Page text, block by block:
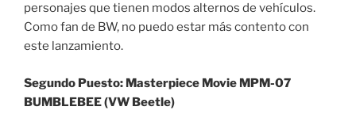
personajes que tienen modos alternos de vehículos.
Como fan de BW, no puedo estar más contento con
este lanzamiento.
Segundo Puesto: Masterpiece Movie MPM-07
BUMBLEBEE (VW Beetle)